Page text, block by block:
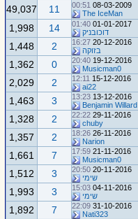
08-03-2009
00:51
The IceMan
11
49,037
01-01-2017
01:40
דוכובניק
14
1,998
20-12-2016
16:27
בזוקה
2
1,448
19-12-2016
20:40
Musicman0
0
1,362
15-12-2016
12:11
ai22
2
2,029
13-12-2016
13:23
Benjamin Willard
3
1,463
29-11-2016
22:22
chuby
2
1,328
26-11-2016
18:26
Narion
2
1,357
21-11-2016
17:59
Musicman0
7
1,661
20-11-2016
20:50
שימי
3
1,512
04-11-2016
15:03
שימי
3
1,993
31-10-2016
22:09
Nati323
7
1,892